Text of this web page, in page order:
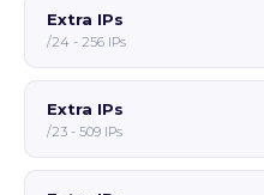
Extra IPs
/24 - 256 IPs
Extra IPs
/23 - 509 IPs